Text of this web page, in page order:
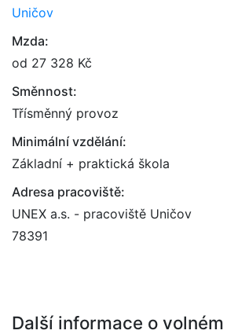
Uničov
Mzda:
od 27 328 Kč
Směnnost:
Třísměnný provoz
Minimální vzdělání:
Základní + praktická škola
Adresa pracoviště:
UNEX a.s. - pracoviště Uničov
78391
Další informace o